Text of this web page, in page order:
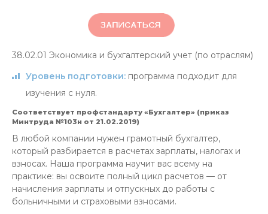
38.02.01 Экономика и бухгалтерский учет (по отраслям)
Уровень подготовки: программа подходит для
изучения с нуля.
Соответствует профстандарту «Бухгалтер» (приказ
Минтруда №103н от 21.02.2019)
В любой компании нужен грамотный бухгалтер,
который разбирается в расчетах зарплаты, налогах и
взносах. Наша программа научит вас всему на
практике: вы освоите полный цикл расчетов — от
начисления зарплаты и отпускных до работы с
больничными и страховыми взносами.